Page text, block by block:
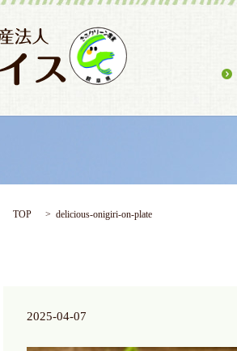
TOP delicious-onigiri-on-plate
2025-04-07